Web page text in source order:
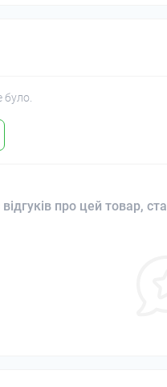
було.
про цей товар,